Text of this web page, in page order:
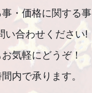
・価格に関する事
い合わせください!
気軽にどうぞ！
内で承ります。